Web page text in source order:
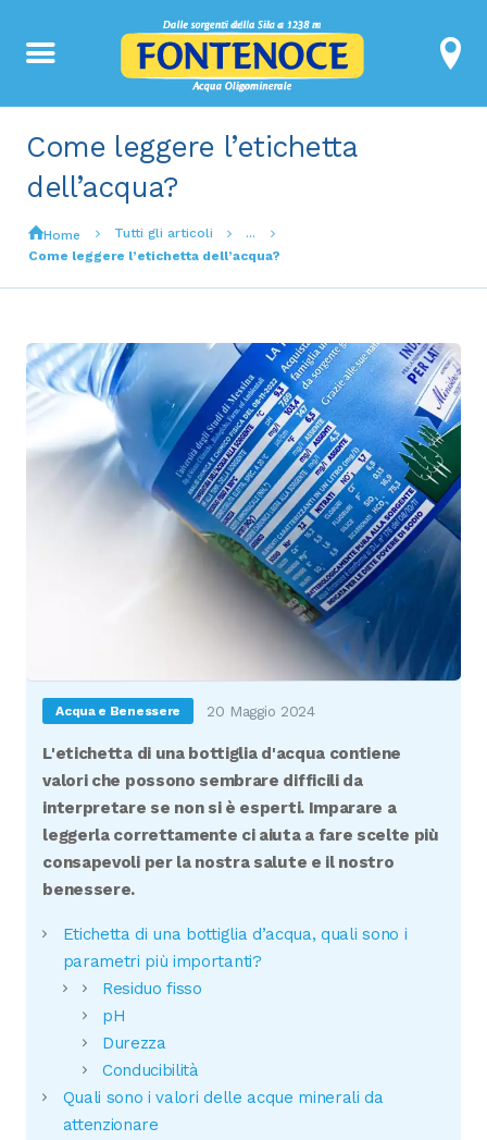
Come leggere l’etichetta
dell’acqua?
Home Tutti gli articoli
...
Come leggere l’etichetta dell’acqua?
Acqua e Benessere 20 Maggio 2024
L'etichetta di una bottiglia d'acqua contiene
valori che possono sembrare difficili da
interpretare se non si è esperti. Imparare a
leggerla correttamente ci aiuta a fare scelte più
consapevoli per la nostra salute e il nostro
benessere.
Etichetta di una bottiglia d’acqua, quali sono i
parametri più importanti?
Residuo fisso
pH
Durezza
Conducibilità
Quali sono i valori delle acque minerali da
attenzionare